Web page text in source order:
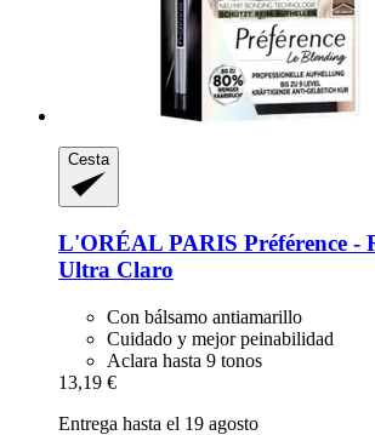
Cesta
L'ORÉAL PARIS Préférence -​
Ultra Claro
Con bálsamo antiamarillo
Cuidado y mejor peinabilidad
Aclara hasta 9 tonos
13,19 €
Entrega hasta el 19 agosto